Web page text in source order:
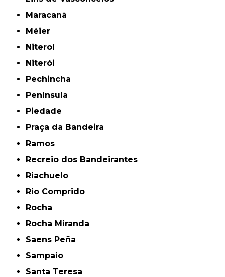
Maracanã
Méier
Niteroí
Niterói
Pechincha
Península
Piedade
Praça da Bandeira
Ramos
Recreio dos Bandeirantes
Riachuelo
Rio Comprido
Rocha
Rocha Miranda
Saens Peña
Sampaio
Santa Teresa